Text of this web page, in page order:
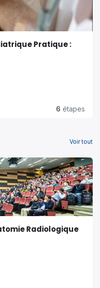
Pratique :
6 étapes
Voir tout
Radiologique